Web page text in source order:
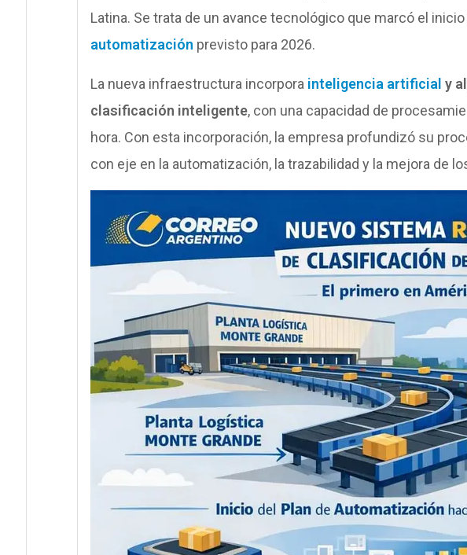
Latina. Se trata de un avance tecnológico que marcó el
automatización previsto para 2026.
La nueva infraestructura incorpora inteligencia artificial y
clasificación inteligente, con una capacidad de
hora. Con esta incorporación, la empresa profundizó su
con eje en la automatización, la trazabilidad y la mejora de